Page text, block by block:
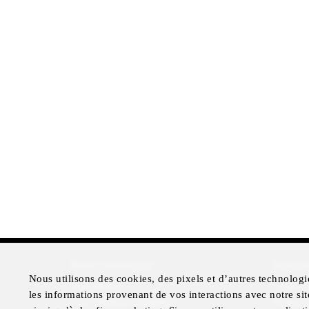
Press Room
Four Seasons Magazine
Legal
Privacy
Nous utilisons des cookies, des pixels et d’autres
les informations provenant de vos interactions avec notre